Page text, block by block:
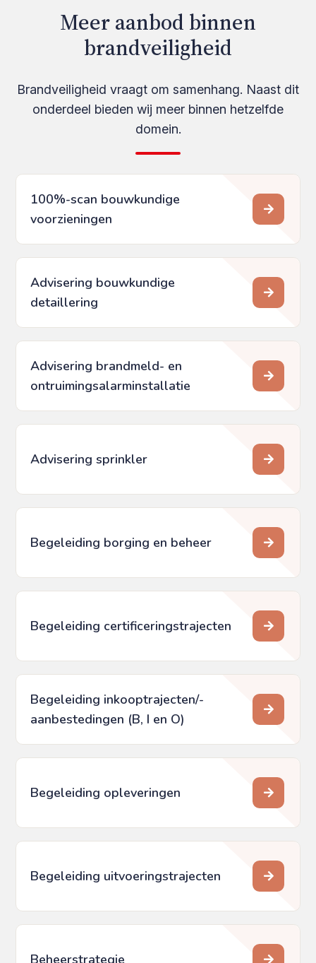
Meer aanbod binnen
brandveiligheid
Brandveiligheid vraagt om samenhang. Naast dit
onderdeel bieden wij meer binnen hetzelfde
domein.
100%-scan bouwkundige
voorzieningen
Advisering bouwkundige
detaillering
Advisering brandmeld- en
ontruimings­alarminstallatie
Advisering sprinkler
Begeleiding borging en beheer
Begeleiding certificeringstrajecten
Begeleiding inkooptrajecten/­
aanbestedingen (B, I en O)
Begeleiding opleveringen
Begeleiding uitvoeringstrajecten
Beheerstrategie